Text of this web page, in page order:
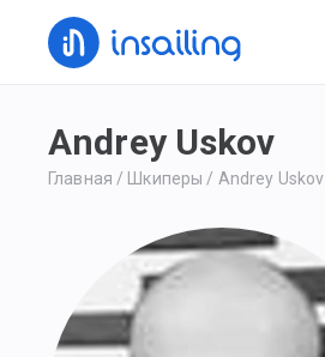
Andrey Uskov
Главная / Шкиперы / Andrey Uskov